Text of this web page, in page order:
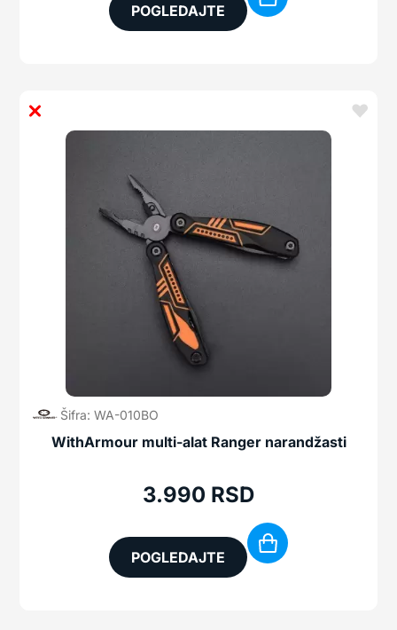
POGLEDAJTE
Šifra: WA-010BO
WithArmour multi-alat Ranger narandžasti
3.990 RSD
POGLEDAJTE